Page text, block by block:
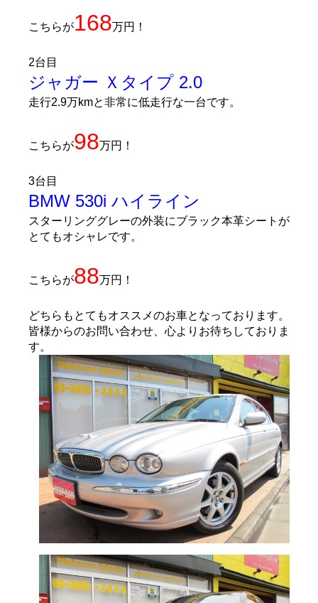
こちらが168万円！
2台目
ジャガー Ｘタイプ 2.0
走行2.9万kmと非常に低走行な一台です。
こちらが98万円！
3台目
BMW 530i ハイライン
スターリンググレーの外装にブラック本革シートが
とてもオシャレです。
こちらが88万円！
どちらもとてもオススメのお車となっております。
皆様からのお問い合わせ、心よりお待ちしておりま
す。